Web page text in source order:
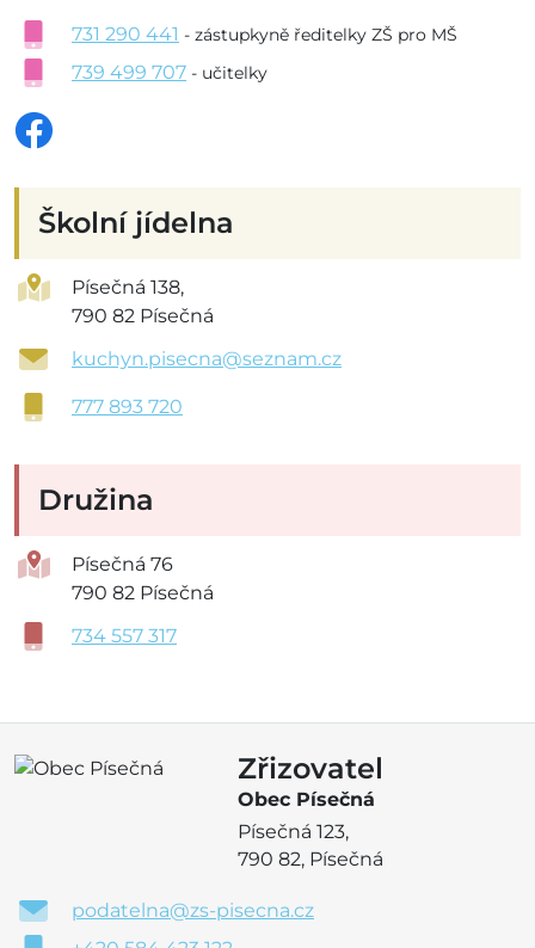
731 290 441 - zástupkyně ředitelky ZŠ pro MŠ
739 499 707 - učitelky
Školní jídelna
Písečná 138,
790 82 Písečná
kuchyn.pisecna@seznam.cz
777 893 720
Družina
Písečná 76
790 82 Písečná
734 557 317
Zřizovatel
Obec Písečná
Písečná 123,
790 82, Písečná
podatelna@zs-pisecna.cz